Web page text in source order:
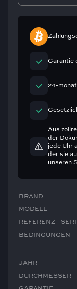
Garantie
24-
Aus
der
jede Uhr
der sie
unseren
BRAND
MODELL
REFERENZ -
BEDINGUNGEN
JAHR
DURCHMESSER